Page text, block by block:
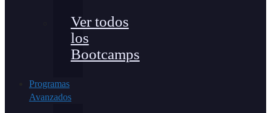
Ver todos
los
Bootcamps
Programas
Avanzados